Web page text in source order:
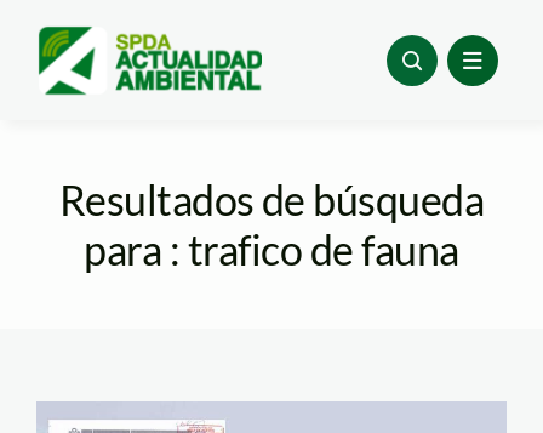
content
Resultados de búsqueda
para : trafico de fauna